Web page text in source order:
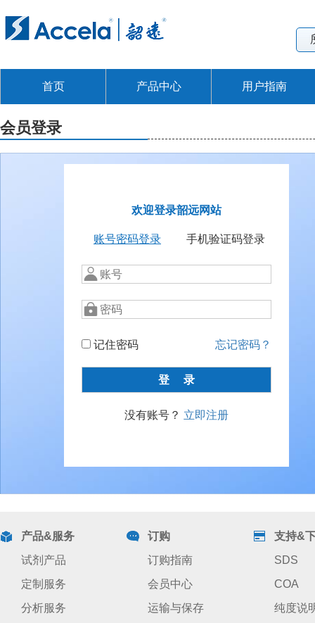
首页 产品中心 用户指南
会员登录
欢迎登录韶远网站
账号密码登录 手机验证码登录
记住密码 忘记密码？
没有账号？ 立即注册
产品&服务
试剂产品
定制服务
分析服务
订购
订购指南
会员中心
运输与保存
支持&
SDS
COA
纯度说